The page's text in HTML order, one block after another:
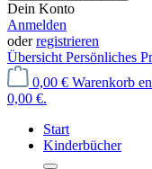
Dein Konto
Anmelden
oderregistrieren
Übersicht Persönliches
0,00 € Warenkorb
0,00 €.
Start
Kinderbücher